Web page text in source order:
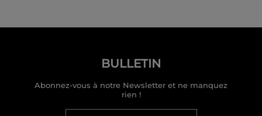
BULLETIN
Abonnez-vous à notre Newsletter et ne manquez
rien !